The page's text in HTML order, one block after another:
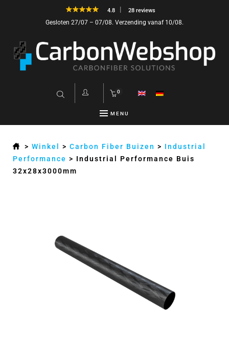
4.8 28 reviews
Gesloten 27/07 – 07/08. Verzending vanaf 10/08.
0
MENU
>Winkel >Carbon Fiber Buizen > Industrial
Performance > Industrial Performance Buis
32x28x3000mm